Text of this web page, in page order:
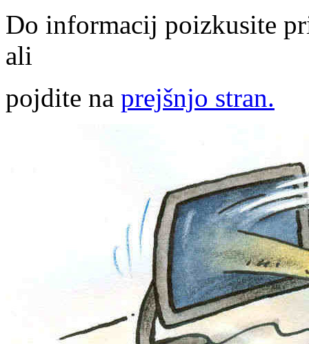
Do informacij poizkusite
ali
pojdite na prejšnjo stran.